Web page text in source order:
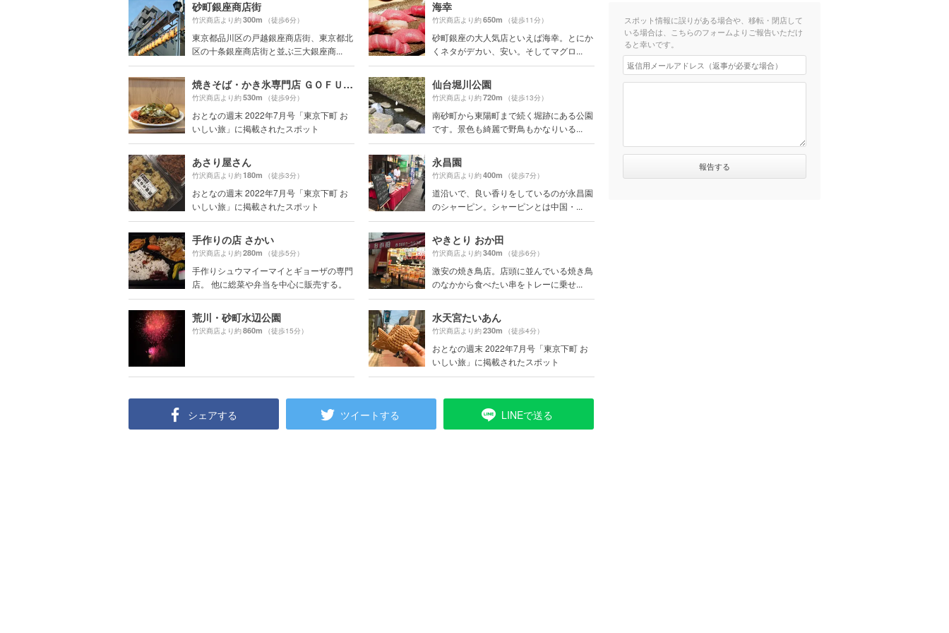
砂町銀座商店街
竹沢商店より約300m （徒歩6分）
東京都品川区の戸越銀座商店街、東京都北
区の十条銀座商店街と並ぶ三大銀座商...
海幸
竹沢商店より約650m （徒歩11分）
砂町銀座の大人気店といえば海幸。とにか
くネタがデカい、安い。そしてマグロ...
焼きそば・かき氷専門店 ＧＯＦＵＫＵ
竹沢商店より約530m （徒歩9分）
おとなの週末 2022年7月号「東京下町 お
いしい旅」に掲載されたスポット
仙台堀川公園
竹沢商店より約720m （徒歩13分）
南砂町から東陽町まで続く堀跡にある公園
です。景色も綺麗で野鳥もかなりいる...
あさり屋さん
竹沢商店より約180m （徒歩3分）
おとなの週末 2022年7月号「東京下町 お
いしい旅」に掲載されたスポット
永昌園
竹沢商店より約400m （徒歩7分）
道沿いで、良い香りをしているのが永昌園
のシャーピン。シャーピンとは中国・...
手作りの店 さかい
竹沢商店より約280m （徒歩5分）
手作りシュウマイーマイとギョーザの専門
店。 他に総菜や弁当を中心に販売する。
やきとり おか田
竹沢商店より約340m （徒歩6分）
激安の焼き鳥店。店頭に並んでいる焼き鳥
のなかから食べたい串をトレーに乗せ...
荒川・砂町水辺公園
竹沢商店より約860m （徒歩15分）
水天宮たいあん
竹沢商店より約230m （徒歩4分）
おとなの週末 2022年7月号「東京下町 お
いしい旅」に掲載されたスポット
シェアする ツイートする LINEで送る
スポット情報に誤りがある場合や、移転・閉店して
いる場合は、こちらのフォームよりご報告いただけ
ると幸いです。